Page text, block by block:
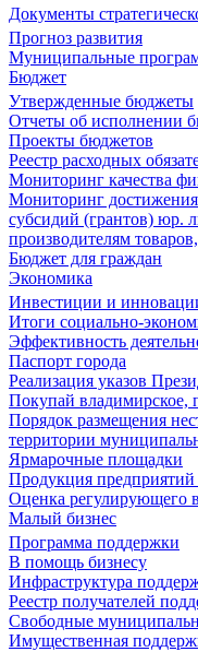
Документы
Прогноз развития
Муниципальные
Бюджет
Утвержденные бюджеты
Отчеты об исполнении
Проекты бюджетов
Реестр расходных
Мониторинг качества
Мониторинг достижения
субсидий (грантов) юр.
производителям
Бюджет для граждан
Экономика
Инвестиции и
Итоги социально-
Эффективность
Паспорт города
Реализация указов
Покупай владимирское,
Порядок размещения
территории
Ярмарочные площадки
Продукция
Оценка регулирующего
Малый бизнес
Программа поддержки
В помощь бизнесу
Инфраструктура
Реестр получателей
Свободные
Имущественная